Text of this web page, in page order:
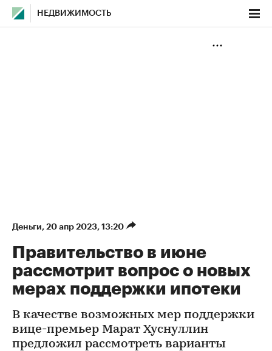
НЕДВИЖИМОСТЬ
Деньги⁠, 20 апр 2023, 13:20
Правительство в июне
рассмотрит вопрос о новых
мерах поддержки ипотеки
В качестве возможных мер поддержки
вице-премьер Марат Хуснуллин
предложил рассмотреть варианты